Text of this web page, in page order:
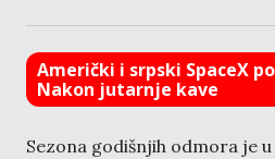
Američki i srpski SpaceX
Nakon jutarnje kave
Sezona godišnjih odmora je